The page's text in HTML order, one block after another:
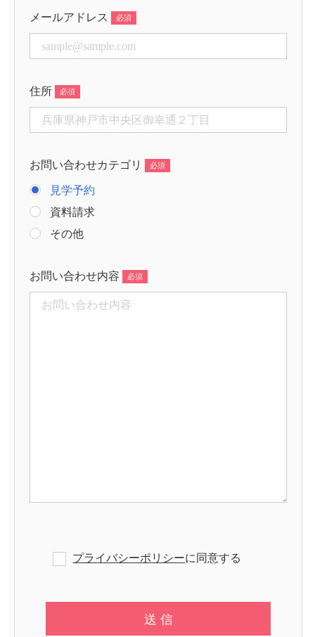
メールアドレス
住所
お問い合わせカテゴリ
見学予約
資料請求
その他
お問い合わせ内容
プライバシーポリシーに同意する